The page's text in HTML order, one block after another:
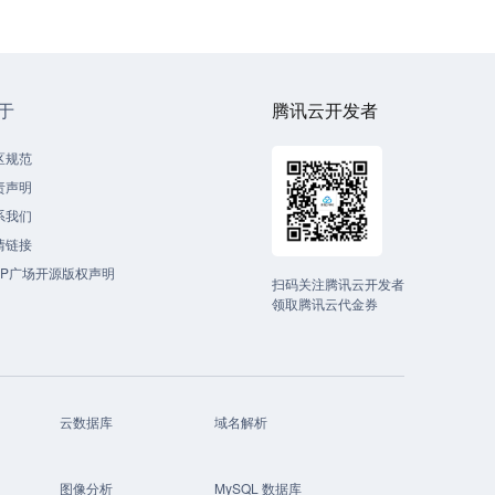
规范
声明
我们
链接
广场开源版权声明
腾讯云开发者
扫码关注腾讯云开发者
领取腾讯云代金券
云数据库 域名解析
图像分析 MySQL 数据库